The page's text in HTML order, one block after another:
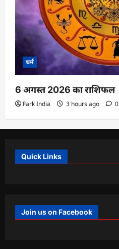
धर्म
6 अगस्त 2026 का राशिफल
Fark India 3 hours ago 0
Quick Links
Join us on Facebook